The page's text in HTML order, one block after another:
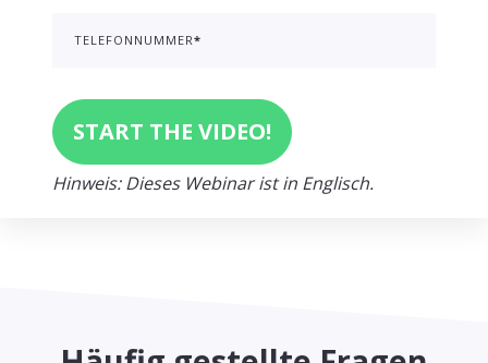
TELEFONNUMMER*
Hinweis: Dieses Webinar ist in Englisch.